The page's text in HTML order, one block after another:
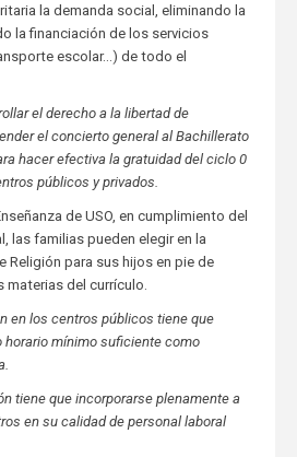
la demanda social, eliminando la
la financiación de los servicios
escolar…) de todo el
el derecho a la libertad de
el concierto general al Bachillerato
hacer efectiva la gratuidad del ciclo 0
públicos y privados.
de USO, en cumplimiento del
las familias pueden elegir en la
Religión para sus hijos en pie de
materias del currículo.
en los centros públicos tiene que
horario mínimo suficiente como
tiene que incorporarse plenamente a
en su calidad de personal laboral